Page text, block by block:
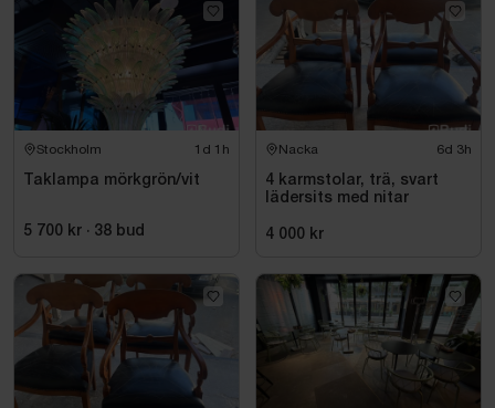
Stockholm 1d 1h
Taklampa mörkgrön/vit
5 700 kr · 38 bud
Nacka 6d 3h
4 karmstolar, trä, svart
lädersits med nitar
4 000 kr